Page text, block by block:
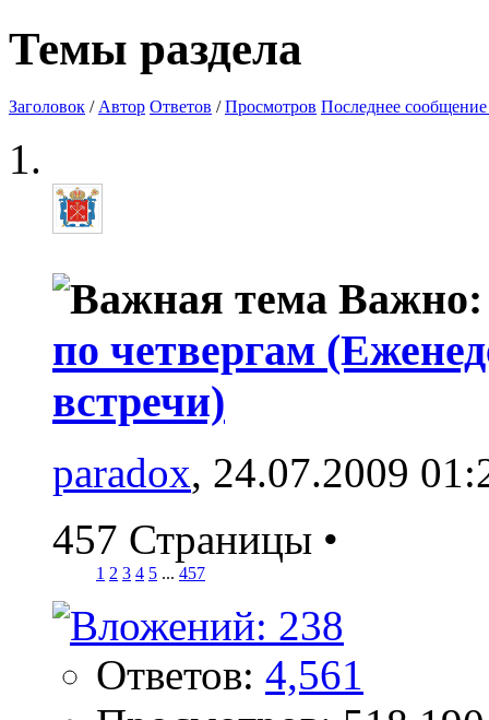
Темы раздела
Заголовок / Автор Ответов /Просмотров Последнее сообщение
по четвергам
встречи)
paradox, 24.07.2009
457 Страницы •
1 2 3 4 5 ... 457
Ответов: 4,561